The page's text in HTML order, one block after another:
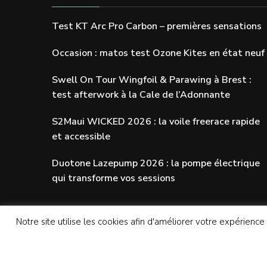
Test KT Arc Pro Carbon – premières sensations
Occasion : matos test Ozone Kites en état neuf
Swell On Tour Wingfoil & Parawing à Brest :
test afterwork à la Cale de l’Adonnante
S2Maui WICKED 2026 : la voile freerace rapide
et accessible
Duotone Lazepump 2026 : la pompe électrique
qui transforme vos sessions
Notre site utilise les cookies afin d'améliorer votre